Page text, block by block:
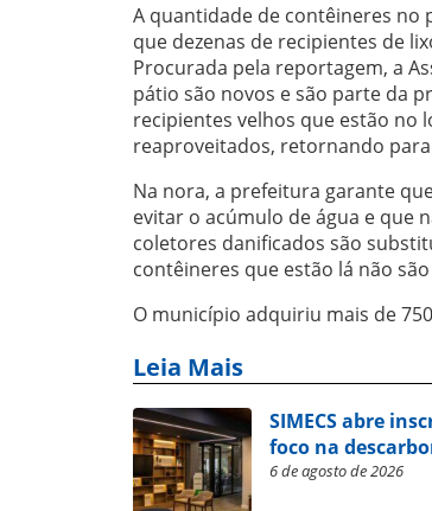
A quantidade de contêineres no
que dezenas de recipientes de
Procurada pela reportagem, a
pátio são novos e são parte da
recipientes velhos que estão no
reaproveitados, retornando
Na nora, a prefeitura garante
evitar o acúmulo de água e que
coletores danificados são
contêineres que estão lá não
O município adquiriu mais de
Leia Mais
SIMECS abre
foco na
6 de agosto de 2026